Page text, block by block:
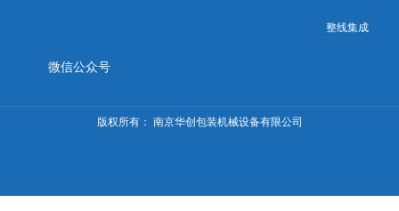
整线集成
微信公众号
版权所有： 南京华创包装机械设备有限公司